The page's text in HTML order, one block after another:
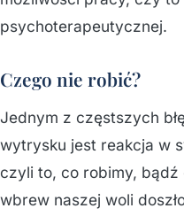
psychoterapeutycznej.
Czego nie robić?
Jednym z częstszych
wytrysku jest reakcja w
czyli to, co robimy,
wbrew naszej woli